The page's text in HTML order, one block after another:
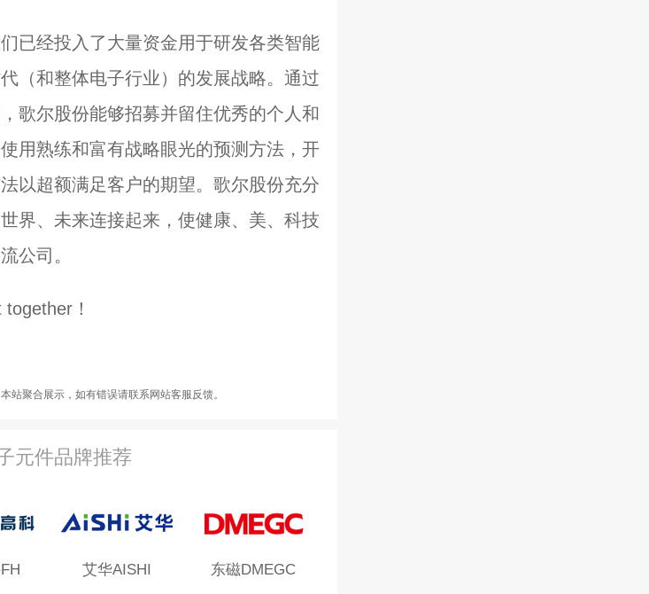
已经投入了大量资金用于研发各类智能
（和整体电子行业）的发展战略。通过
歌尔股份能够招募并留住优秀的个人和
用熟练和富有战略眼光的预测方法，开
以超额满足客户的期望。歌尔股份充分
界、未来连接起来，使健康、美、科技
公司。
！
站聚合展示，如有错误请联系网站客服反馈。
元件品牌推荐
艾华AISHI 东磁DMEGC